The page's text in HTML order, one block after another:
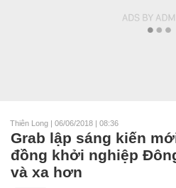
Thiên Long | 06/06/2018 | 08:36
Grab lập sáng kiến
đồng khởi nghiệp
và xa hơn